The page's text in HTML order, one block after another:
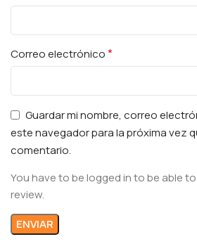
Correo electrónico*
Guardar mi nombre, correo
este navegador para la próxima vez
comentario.
You have to be logged in to be able
review.